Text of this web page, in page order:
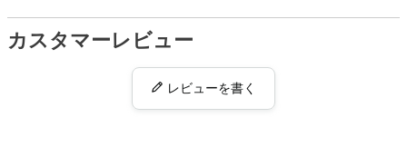
カスタマーレビュー
レビューを書く